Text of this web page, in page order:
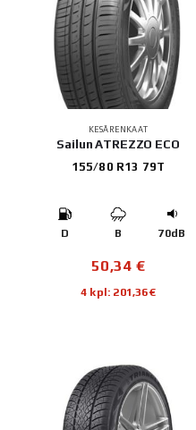
KESÄRENKAAT
Sailun ATREZZO ECO
155/80 R13 79T
D B 70dB
50,34 €
4 kpl: 201,36€